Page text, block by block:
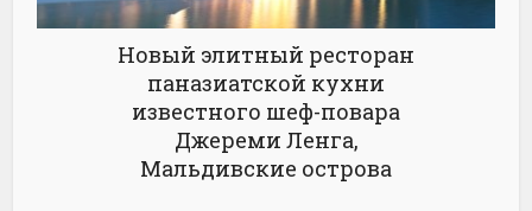
Новый элитный ресторан
паназиатской кухни
известного шеф-повара
Джереми Ленга,
Мальдивские острова